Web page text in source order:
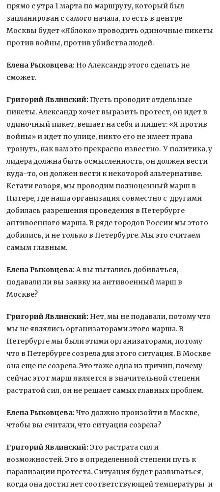
прямо с утра 1 марта по маршруту, который был
запланирован с самого начала, то есть в центре
Москвы будет «Яблоко» проводить одиночные пикеты
против войны, против убийства людей.
Елена Рыковцева: Но Александр этого сделать не
сможет.
Григорий Явлинский: Пусть проводит отдельные
пикеты. Александр хочет выразить протест, он идет в
одиночный пикет, вешает на себя и пишет: «Я против
войны» и идет по улице, никто его не имеет права
тронуть, как вам это прекрасно известно. У политика, у
лидера должна быть осмысленность, он должен вести
куда-то, он должен вести к некоторой альтернативе.
Кстати говоря, мы проводим полноценный марш в
Питере, где наша организация совместно с другими
добилась разрешения проведения в Петербурге
антивоенного марша. В ряде городов России мы этого
добились, и не только в Петербурге. Мы это считаем
самым главным.
Елена Рыковцева: А вы пытались добиваться,
подавали ли вы заявку на антивоенный марш в
Москве?
Григорий Явлинский: Нет, мы не подавали, потому что
мы не являлись организаторами этого марша. В
Петербурге мы были этими организаторами, потому
что в Петербурге созрела для этого ситуация. В Москве
она еще не созрела. Это тоже одна из причин, почему
сейчас этот марш является в значительной степени
растратой сил, он не решает самых главных проблем.
Елена Рыковцева: Что должно произойти в Москве,
чтобы вы считали, что ситуация созрела?
Григорий Явлинский: Это растрата сил и
возможностей. Это в определенной степени путь к
парализации протеста. Ситуация будет развиваться,
когда она достигнет соответствующей температуры и